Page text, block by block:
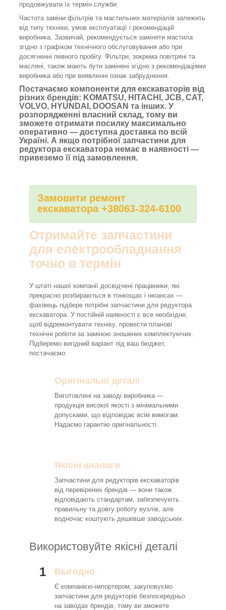
продовжувати їх термін служби.
Частота заміни фільтрів та мастильних матеріалів залежить
від типу техніки, умов експлуатації і рекомендацій
виробника. Зазвичай, рекомендується заміняти мастила
згідно з графіком технічного обслуговування або при
досягненні певного пробігу. Фільтри, зокрема повітряні та
масляні, також мають бути замінені згідно з рекомендаціями
виробника або при виявленні ознак забруднення.
Постачаємо компоненти для екскаваторів від
різних брендів: KOMATSU, HITACHI, JCB, CAT,
VOLVO, HYUNDAI, DOOSAN та інших. У
розпорядженні власний склад, тому ви
зможете отримати посилку максимально
оперативно — доступна доставка по всій
Україні. А якщо потрібної запчастини для
редуктора екскаватора немає в наявності —
привеземо її під замовлення.
Замовити ремонт
екскаватора +38063-324-6100
Отримайте запчастини
для електрообладнання
точно в термін
У штаті нашої компанії досвідчені працівники, які
прекрасно розбираються в тонкощах і нюансах —
фахівець підбере потрібні запчастини для редуктора
екскаватора. У постійній наявності є все необхідне,
щоб відремонтувати техніку, провести планові
технічні роботи за заміною зношених комплектуючих.
Підберемо вигідний варіант під ваш бюджет,
постачаємо:
Оригінальні деталі
Виготовлені на заводі виробника —
продукція високої якості з мінімальними
допусками, що відповідає всім вимогам.
Надаємо гарантію оригінальності.
Якісні аналоги
Запчастини для редукторів екскаваторів
від перевірених брендів — вони також
відповідають стандартам, забезпечують
правильну та довгу роботу вузлів, але
водночас коштують дешевше заводських.
Використовуйте якісні деталі
1 Выгодно
Є компанією-імпортером, закуповуємо
запчастини для редукторів безпосередньо
на заводах брендів, тому ви зможете